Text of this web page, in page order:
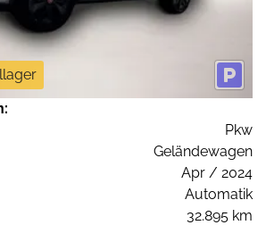
Pkw
Geländewagen
Apr / 2024
Automatik
32.895 km